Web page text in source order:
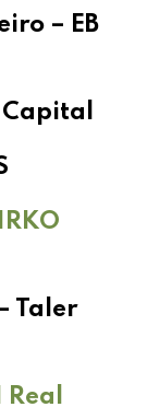
– EB
Taler